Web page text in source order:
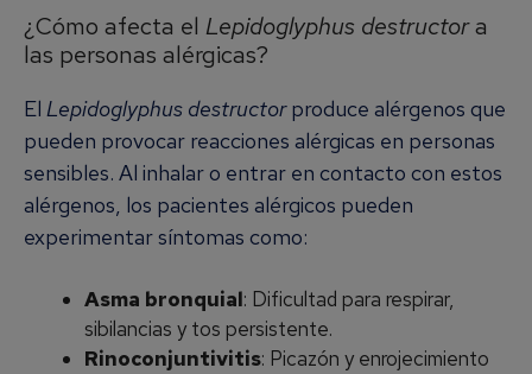
¿Cómo afecta el Lepidoglyphus destructora
las personas alérgicas?
El Lepidoglyphus destructorproduce alérgenos que
pueden provocar reacciones alérgicas en personas
sensibles. Al inhalar o entrar en contacto con estos
alérgenos, los pacientes alérgicos pueden
experimentar síntomas como:
Asma bronquial: Dificultad para respirar,
sibilancias y tos persistente.
Rinoconjuntivitis: Picazón y enrojecimiento